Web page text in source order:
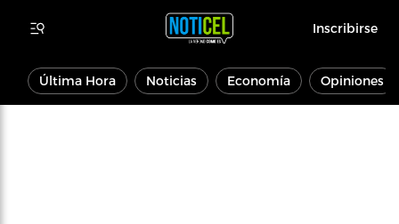
Inscribirse
Última Hora Noticias Economía Opiniones